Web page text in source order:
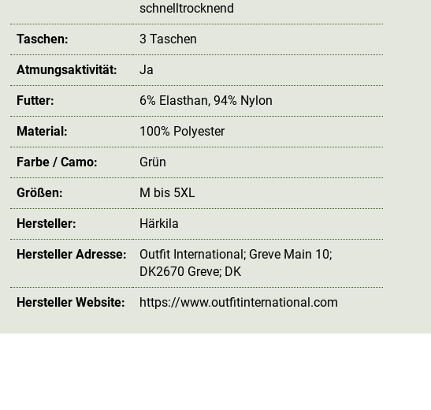
schnelltrocknend
Taschen: 3 Taschen
Atmungsaktivität: Ja
Futter: 6% Elasthan, 94% Nylon
Material: 100% Polyester
Farbe / Camo: Grün
Größen: M bis 5XL
Hersteller: Härkila
Hersteller Adresse:
Outfit International; Greve Main 10;
DK2670 Greve; DK
Hersteller Website: https://www.outfitinternational.com